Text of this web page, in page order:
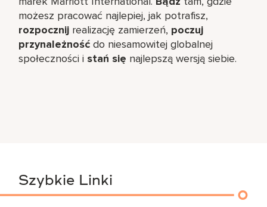
możesz pracować najlepiej, jak potrafisz,
rozpocznij realizację zamierzeń, poczuj
przynależność do niesamowitej globalnej
społeczności i stań się najlepszą wersją siebie.
Szybkie Linki